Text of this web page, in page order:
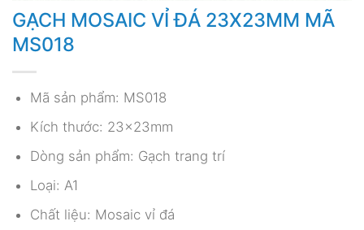
GẠCH MOSAIC VỈ ĐÁ 23X23MM MÃ
MS018
Mã sản phẩm: MS018
Kích thước: 23x23mm
Dòng sản phẩm: Gạch trang trí
Loại: A1
Chất liệu: Mosaic vỉ đá